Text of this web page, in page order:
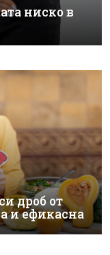
ниско в
дроб от
и ефикасна